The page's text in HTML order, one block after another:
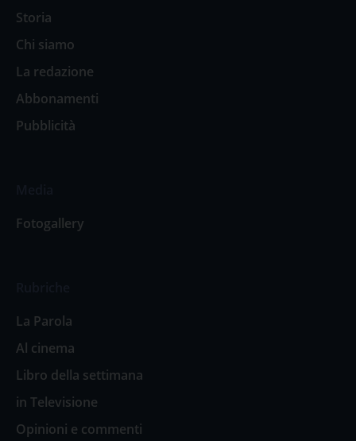
Storia
Chi siamo
La redazione
Abbonamenti
Pubblicità
Fotogallery
La Parola
Al cinema
Libro della settimana
in Televisione
Opinioni e commenti